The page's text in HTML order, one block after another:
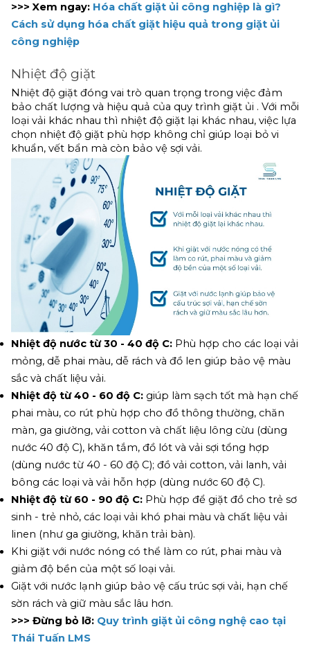
>>> Xem ngay: Hóa chất giặt ủi công nghiệp là gì?
Cách sử dụng hóa chất giặt hiệu quả trong giặt ủi
công nghiệp
Nhiệt độ giặt
Nhiệt độ giặt đóng vai trò quan trọng trong việc đảm
bảo chất lượng và hiệu quả của quy trình giặt ủi . Với mỗi
loại vải khác nhau thì nhiệt độ giặt lại khác nhau, việc lựa
chọn nhiệt độ giặt phù hợp không chỉ giúp loại bỏ vi
khuẩn, vết bẩn mà còn bảo vệ sợi vải.
Nhiệt độ nước từ 30 - 40 độ C: Phù hợp cho các loại vải
mỏng, dễ phai màu, dễ rách và đồ len giúp bảo vệ màu
sắc và chất liệu vải.
Nhiệt độ từ 40 - 60 độ C: giúp làm sạch tốt mà hạn chế
phai màu, co rút phù hợp cho đồ thông thường, chăn
màn, ga giường, vải cotton và chất liệu lông cừu (dùng
nước 40 độ C), khăn tắm, đồ lót và vải sợi tổng hợp
(dùng nước từ 40 - 60 độ C); đồ vải cotton, vải lanh, vải
bông các loại và vải hỗn hợp (dùng nước 60 độ C).
Nhiệt độ từ 60 - 90 độ C: Phù hợp để giặt đồ cho trẻ sơ
sinh - trẻ nhỏ, các loại vải khó phai màu và chất liệu vải
linen (như ga giường, khăn trải bàn).
Khi giặt với nước nóng có thể làm co rút, phai màu và
giảm độ bền của một số loại vải.
Giặt với nước lạnh giúp bảo vệ cấu trúc sợi vải, hạn chế
sờn rách và giữ màu sắc lâu hơn.
>>> Đừng bỏ lỡ: Quy trình giặt ủi công nghệ cao tại
Thái Tuấn LMS